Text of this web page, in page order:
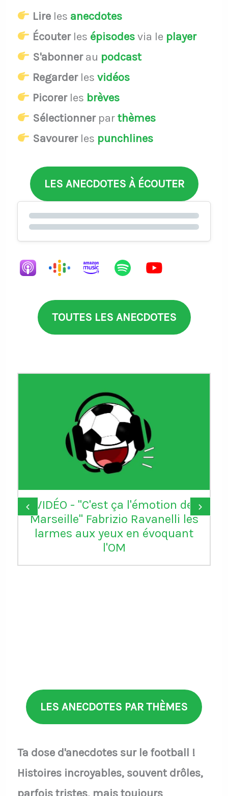
Lireles anecdotes
Écouterles épisodesvia le player
S'abonnerau podcast
Regarderles vidéos
Picorerles brèves
Sélectionnerparthèmes
Savourerles punchlines
LES ANECDOTES À ÉCOUTER
TOUTES LES ANECDOTES
VIDÉO - "C'est ça l'émotion de
Marseille" Fabrizio Ravanelli les
larmes aux yeux en évoquant
l'OM
‹ ›
LES ANECDOTES PAR THÈMES
Ta dose d'anecdotes sur le football !
Histoires incroyables, souvent drôles,
parfois tristes, mais toujours